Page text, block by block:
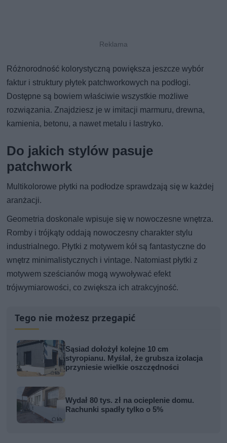
Różnorodność kolorystyczną powiększa jeszcze wybór
faktur i struktury płytek patchworkowych na podłogi.
Dostępne są bowiem właściwie wszystkie możliwe
rozwiązania. Znajdziesz je w imitacji marmuru, drewna,
kamienia, betonu, a nawet metalu i lastryko.
Do jakich stylów pasuje
patchwork
Multikolorowe płytki na podłodze sprawdzają się w każdej
aranżacji.
Geometria doskonale wpisuje się w nowoczesne wnętrza.
Romby i trójkąty oddają nowoczesny charakter stylu
industrialnego. Płytki z motywem kół są fantastyczne do
wnętrz minimalistycznych i vintage. Natomiast płytki z
motywem sześcianów mogą wywoływać efekt
trójwymiarowości, co zwiększa ich atrakcyjność.
Tego nie możesz przegapić
Sąsiad dołożył kolejne 10 cm
styropianu. Myślał, że grubsza izolacja
przyniesie wielkie oszczędności
Wydał 80 tys. zł na ocieplenie domu.
Rachunki spadły tylko o 5%